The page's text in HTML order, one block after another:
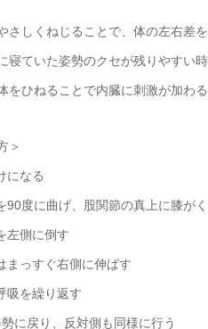
さしくねじることで、体の左右差を
寝ていた姿勢のクセが残りやすい
をひねることで内臓に刺激が加わ
＞
になる
90度に曲げ、股関節の真上に膝が
左側に倒す
まっすぐ右側に伸ばす
吸を繰り返す
に戻り、反対側も同様に行う